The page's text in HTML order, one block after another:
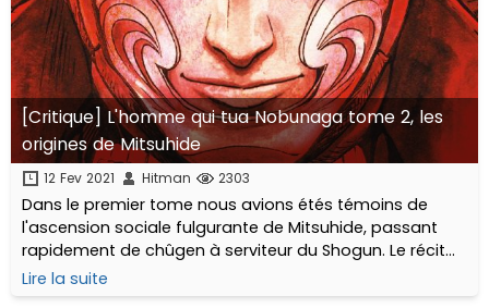
[Critique] L'homme qui tua Nobunaga tome 2, les
origines de Mitsuhide
12 Fev 2021 Hitman 2303
Dans le premier tome nous avions étés témoins de
l'ascension sociale fulgurante de Mitsuhide, passant
rapidement de chûgen à serviteur du Shogun. Le récit
du second tome est à nouveau centré sur Mitsuhide et
se déroule sur plusieurs timelines...
Lire la suite